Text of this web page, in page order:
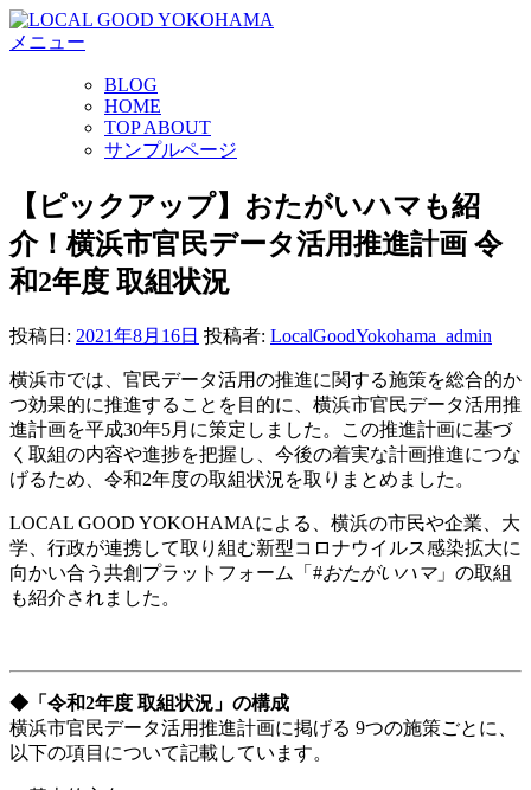
コ
ン
プ
メニュー
BLOG
HOME
TOP ABOUT
サンプルページ
【ピックアップ】おたがいハマも紹
介！横浜市官民データ活用推進計画 令
和2年度 取組状況
投稿日: 2021年8月16日 投稿者: LocalGoodYokohama_admin
横浜市では、官民データ活用の推進に関する施策を総合的か
つ効果的に推進することを目的に、横浜市官民データ活用推
進計画を平成30年5月に策定しました。この推進計画に基づ
く取組の内容や進捗を把握し、今後の着実な計画推進につな
げるため、令和2年度の取組状況を取りまとめました。
LOCAL GOOD YOKOHAMAによる、横浜の市民や企業、大
学、行政が連携して取り組む新型コロナウイルス感染拡大に
向かい合う共創プラットフォーム「#おたがいハマ」の取組
も紹介されました。
◆「令和2年度 取組状況」の構成
横浜市官民データ活用推進計画に掲げる 9つの施策ごとに、
以下の項目について記載しています。